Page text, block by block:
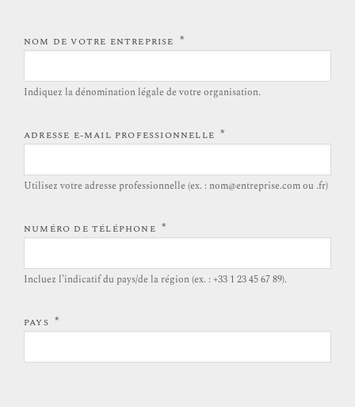
NOM DE VOTRE ENTREPRISE *
Indiquez la dénomination légale de votre organisation.
ADRESSE E-MAIL PROFESSIONNELLE *
Utilisez votre adresse professionnelle (ex. : nom@entreprise.com ou .fr)
NUMÉRO DE TÉLÉPHONE *
Incluez l’indicatif du pays/de la région (ex. : +33 1 23 45 67 89).
PAYS *